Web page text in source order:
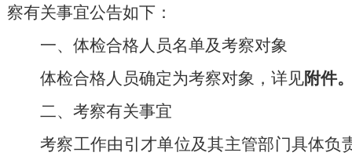
察有关事宜公告如下：
一、体检合格人员名单及考察对象
体检合格人员确定为考察对象，详见附件
二、考察有关事宜
考察工作由引才单位及其主管部门具体负